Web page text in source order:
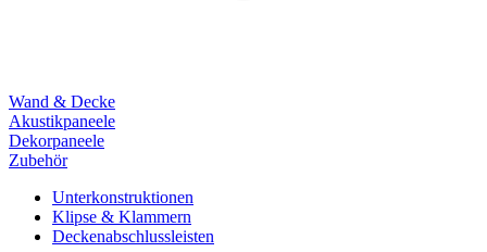
Wand & Decke
Akustikpaneele
Dekorpaneele
Zubehör
Unterkonstruktionen
Klipse & Klammern
Deckenabschlussleisten